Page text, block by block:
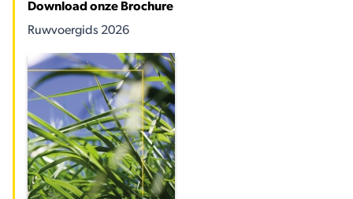
Download onze Brochure
Ruwvoergids 2026